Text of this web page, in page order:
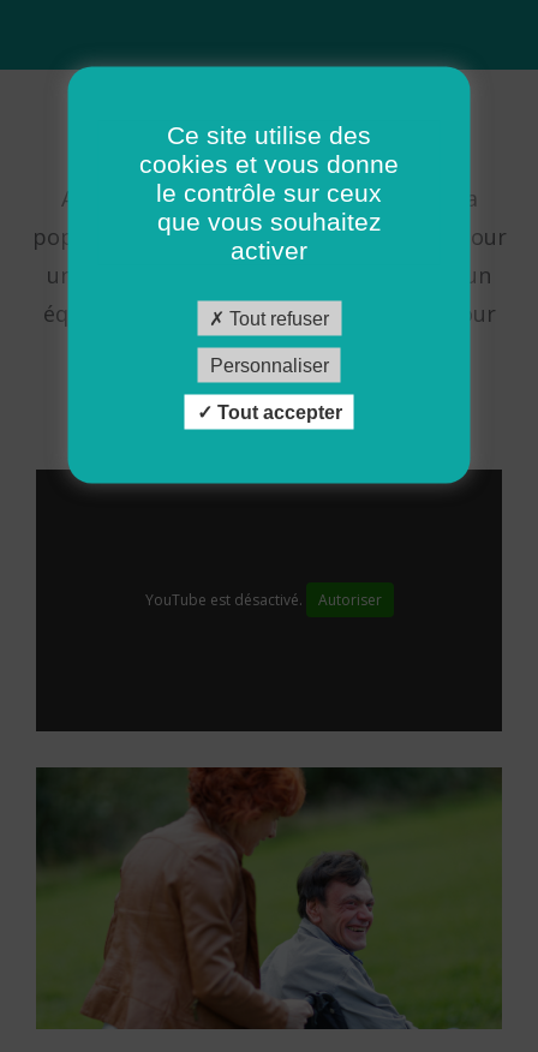
L'esprit ADMR
Apporter des services à l’ensemble de la
population de la naissance à la fin de vie pour
un peu plus de confort, pour retrouver un
équilibre familial, ou tout simplement pour
continuer à vivre chez soi.
YouTube est désactivé. Autoriser
Ce site utilise des
cookies et vous donne
le contrôle sur ceux
que vous souhaitez
activer
Tout refuser
Personnaliser
Tout accepter